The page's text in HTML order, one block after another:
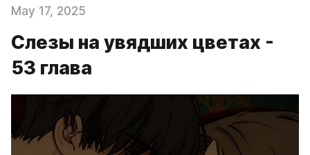
May 17, 2025
Слезы на увядших цветах -
53 глава